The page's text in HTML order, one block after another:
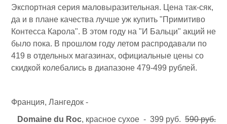
Экспортная серия маловыразительная. Цена так-сяк,
да и в плане качества лучше уж купить "Примитиво
Контесса Карола". В этом году на "И Бальци" акций не
было пока. В прошлом году летом распродавали по
419 в отдельных магазинах, официальные цены со
скидкой колебались в диапазоне 479-499 рублей.
Франция, Лангедок -
Domaine du Roc, красное сухое - 399 руб. 590 руб.